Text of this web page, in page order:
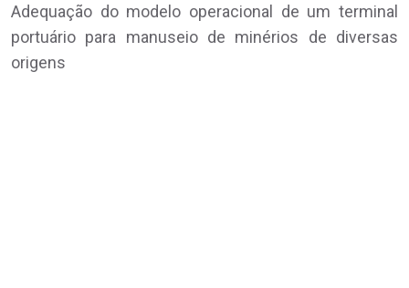
Adequação do modelo operacional de um terminal
portuário para manuseio de minérios de diversas
origens